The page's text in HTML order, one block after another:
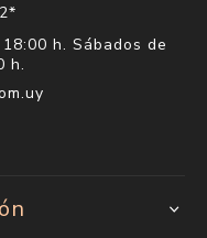
h. Sábados de
h.